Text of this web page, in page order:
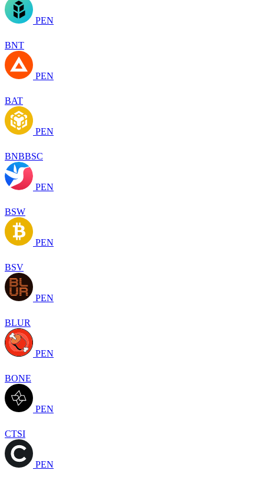
PEN
BNT
PEN
BAT
PEN
BNBBSC
PEN
BSW
PEN
BSV
PEN
BLUR
PEN
BONE
PEN
CTSI
PEN